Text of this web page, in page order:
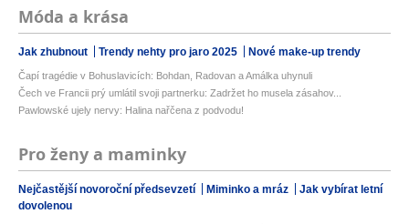
Móda a krása
Jak zhubnout Trendy nehty pro jaro 2025 Nové make-up trendy
Čapí tragédie v Bohuslavicích: Bohdan, Radovan a Amálka uhynuli
Čech ve Francii prý umlátil svoji partnerku: Zadržet ho musela zásahov...
Pawlowské ujely nervy: Halina nařčena z podvodu!
Pro ženy a maminky
Nejčastější novoroční předsevzetí Miminko a mráz
Jak vybírat letní
dovolenou